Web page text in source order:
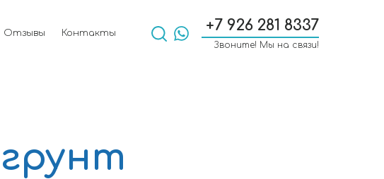
+7 926 281 8337
Звоните! Мы на связи!
Отзывы Контакты